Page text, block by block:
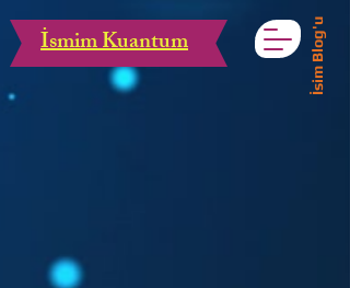
İsmim Kuantum İsim Blog'u